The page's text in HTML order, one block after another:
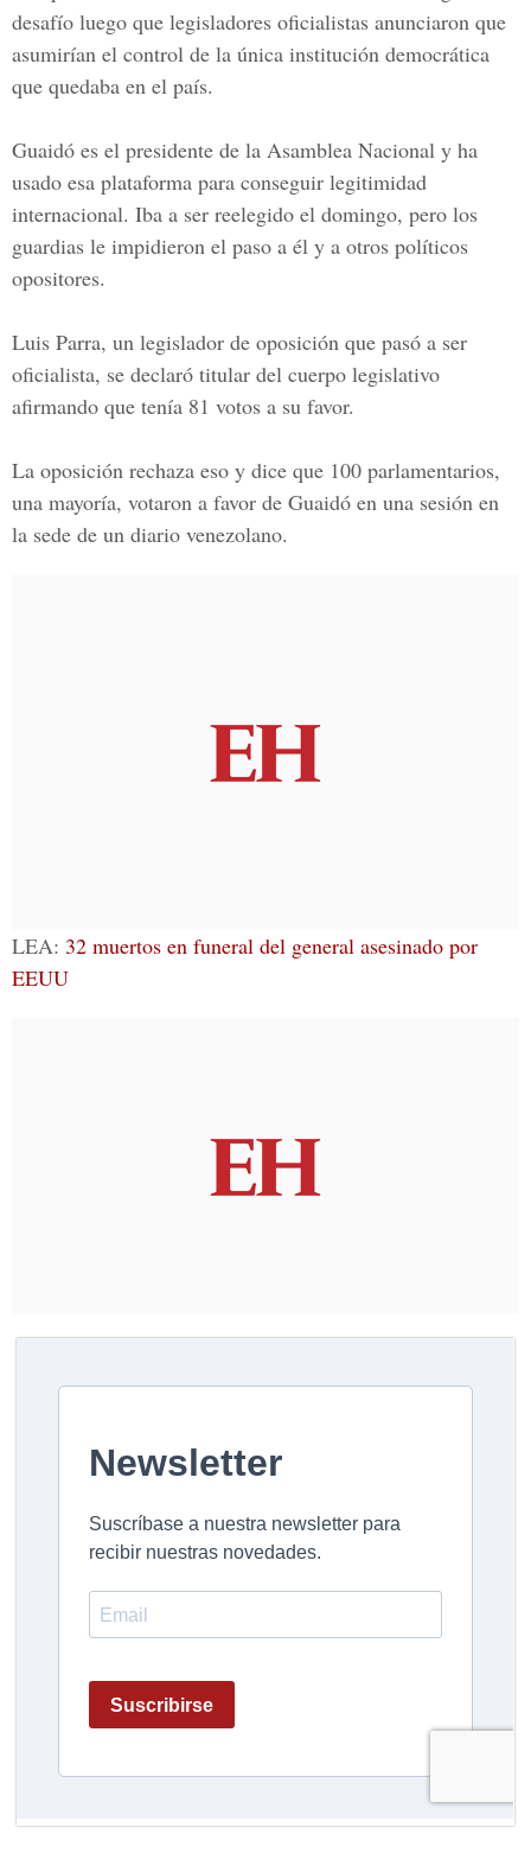
desafío luego que legisladores oficialistas anunciaron que
asumirían el control de la única institución democrática
que quedaba en el país.
Guaidó es el presidente de la Asamblea Nacional y ha
usado esa plataforma para conseguir legitimidad
internacional. Iba a ser reelegido el domingo, pero los
guardias le impidieron el paso a él y a otros políticos
opositores.
Luis Parra, un legislador de oposición que pasó a ser
oficialista, se declaró titular del cuerpo legislativo
afirmando que tenía 81 votos a su favor.
La oposición rechaza eso y dice que 100 parlamentarios,
una mayoría, votaron a favor de Guaidó en una sesión en
la sede de un diario venezolano.
LEA: 32 muertos en funeral del general asesinado por
EEUU